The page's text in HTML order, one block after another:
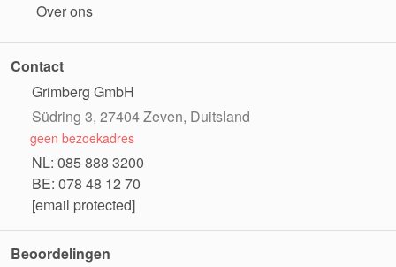
Over ons
Contact
Grimberg GmbH
Südring 3, 27404 Zeven, Duitsland
geen bezoekadres
NL: 085 888 3200
BE: 078 48 12 70
[email protected]
Beoordelingen